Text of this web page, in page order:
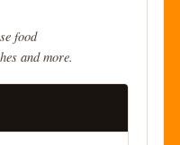
food
and more.